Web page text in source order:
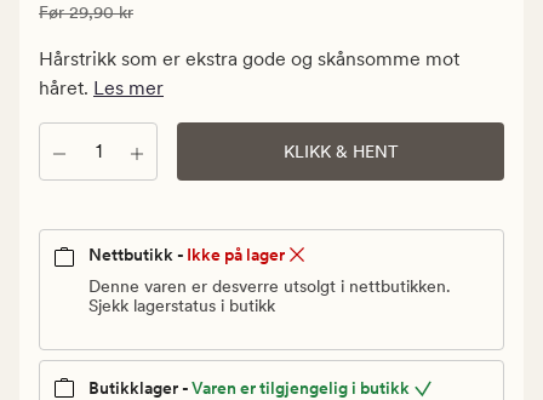
14,95
kr.
Vanlig
Vanlig pris 29,90 kr
Før29,90 kr
Hårstrikk som er ekstra gode og skånsomme mot
håret. Les mer
Antall KLIKK & HENT
Nettbutikk - Ikke på lager
Denne varen er desverre utsolgt i nettbutikken.
Sjekk lagerstatus i butikk
Butikklager -Varen er tilgjengelig i butikk